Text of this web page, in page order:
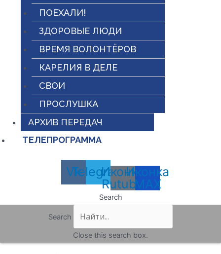
ПОЕХАЛИ!
ЗДОРОВЫЕ ЛЮДИ
ВРЕМЯ ВОЛОНТЁРОВ
КАРЕЛИЯ В ДЕЛЕ
СВОИ
ПРОСЛУШКА
АРХИВ ПЕРЕДАЧ
ТЕЛЕПРОГРАММА
Vk
Telegram
Иконка
Rutube
Иконка
MAX
Search
Search
Close this search box.